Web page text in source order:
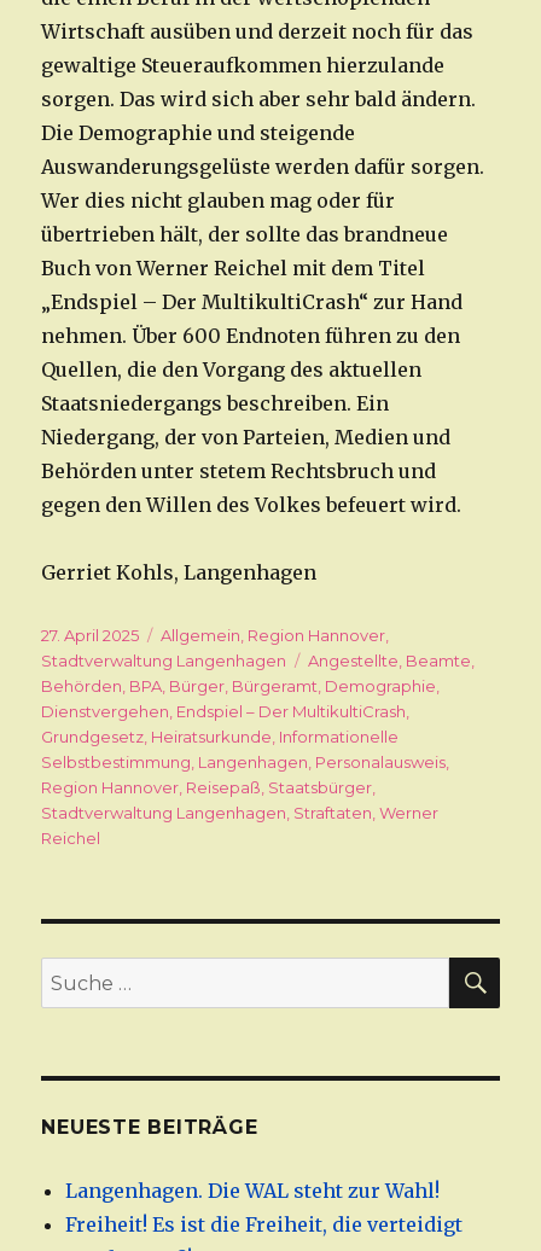
Wirtschaft ausüben und derzeit noch für das
gewaltige Steueraufkommen hierzulande
sorgen. Das wird sich aber sehr bald ändern.
Die Demographie und steigende
Auswanderungsgelüste werden dafür sorgen.
Wer dies nicht glauben mag oder für
übertrieben hält, der sollte das brandneue
Buch von Werner Reichel mit dem Titel
„Endspiel – Der MultikultiCrash“ zur Hand
nehmen. Über 600 Endnoten führen zu den
Quellen, die den Vorgang des aktuellen
Staatsniedergangs beschreiben. Ein
Niedergang, der von Parteien, Medien und
Behörden unter stetem Rechtsbruch und
gegen den Willen des Volkes befeuert wird.
Gerriet Kohls, Langenhagen
Veröffentlicht
am
27. April 2025 Kategorien
Allgemein, Region Hannover,
Stadtverwaltung Langenhagen
Schlagwörter
Angestellte, Beamte,
Behörden, BPA, Bürger, Bürgeramt, Demographie,
Dienstvergehen, Endspiel – Der MultikultiCrash,
Grundgesetz, Heiratsurkunde, Informationelle
Selbstbestimmung, Langenhagen, Personalausweis,
Region Hannover, Reisepaß, Staatsbürger,
Stadtverwaltung Langenhagen, Straftaten,Werner
Reichel
Suche
nach:
NEUESTE BEITRÄGE
Langenhagen. Die WAL steht zur Wahl!
Freiheit! Es ist die Freiheit, die verteidigt